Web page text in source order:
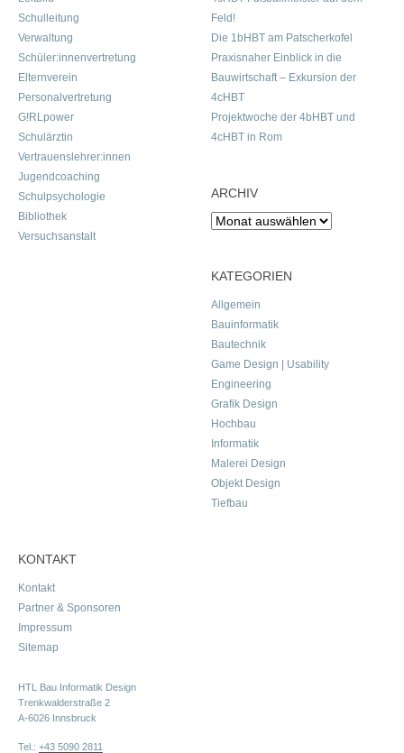
Schulleitung
Verwaltung
Schüler:innenvertretung
Elternverein
Personalvertretung
G!RLpower
Schulärztin
Vertrauenslehrer:innen
Jugendcoaching
Schulpsychologie
Bibliothek
Versuchsanstalt
Feld!
Die 1bHBT am Patscherkofel
Praxisnaher Einblick in die
Bauwirtschaft – Exkursion der
4cHBT
Projektwoche der 4bHBT und
4cHBT in Rom
ARCHIV
Archiv
KATEGORIEN
Allgemein
Bauinformatik
Bautechnik
Game Design | Usability
Engineering
Grafik Design
Hochbau
Informatik
Malerei Design
Objekt Design
Tiefbau
KONTAKT
Kontakt
Partner & Sponsoren
Impressum
Sitemap
HTL Bau Informatik Design
Trenkwalderstraße 2
A-6026 Innsbruck
Tel.: +43 5090 2811